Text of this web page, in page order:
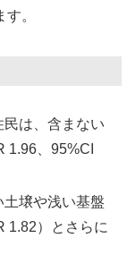
。
は、含まない
1.96、95%CI
壌や浅い基盤
1.82）とさらに